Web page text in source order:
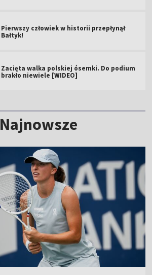
Pierwszy człowiek w historii przepłynął
Bałtyk!
Zacięta walka polskiej ósemki. Do podium
brakło niewiele [WIDEO]
Najnowsze